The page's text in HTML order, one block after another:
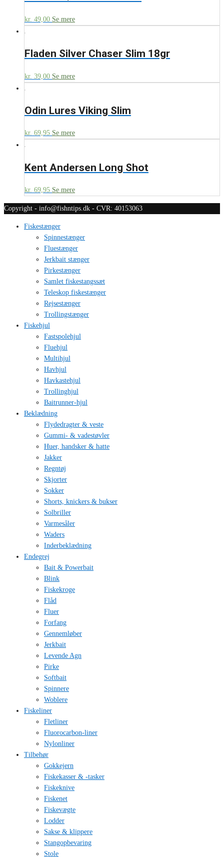
kr. 49,00 Se mere
Fladen Silver Chaser Slim 18gr
kr. 39,00 Se mere
Odin Lures Viking Slim
kr. 69,95 Se mere
Kent Andersen Long Shot
kr. 69,95 Se mere
Copyright - info@fishntips.dk - CVR: 40153063
Fiskestænger
Spinnestænger
Fluestænger
Jerkbait stænger
Pirkestænger
Samlet fiskestangssæt
Teleskop fiskestænger
Rejsestænger
Trollingstænger
Fiskehjul
Fastspolehjul
Fluehjul
Multihjul
Havhjul
Havkastehjul
Trollinghjul
Baitrunner-hjul
Beklædning
Flydedragter & veste
Gummi- & vadestøvler
Huer, handsker & hatte
Jakker
Regntøj
Skjorter
Sokker
Shorts, knickers & bukser
Solbriller
Varmesåler
Waders
Inderbeklædning
Endegrej
Bait & Powerbait
Blink
Fiskekroge
Flåd
Fluer
Forfang
Gennemløber
Jerkbait
Levende Agn
Pirke
Softbait
Spinnere
Woblere
Fiskeliner
Fletliner
Fluorocarbon-liner
Nylonliner
Tilbehør
Gokkejern
Fiskekasser & -tasker
Fiskeknive
Fiskenet
Fiskevægte
Lodder
Sakse & klippere
Stangopbevaring
Stole